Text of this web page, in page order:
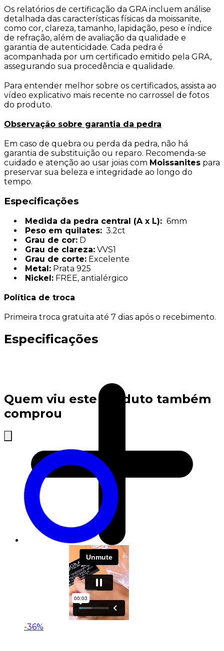
Os relatórios de certificação da GRA incluem análise
detalhada das características físicas da moissanite,
como cor, clareza, tamanho, lapidação, peso e índice
de refração, além de avaliação da qualidade e
garantia de autenticidade. Cada pedra é
acompanhada por um certificado emitido pela GRA,
assegurando sua procedência e qualidade.
Para entender melhor sobre os certificados, assista ao
vídeo explicativo mais recente no carrossel de fotos
do produto.
Observação sobre garantia da pedra
Em caso de quebra ou perda da pedra, não há
garantia de substituição ou reparo. Recomenda-se
cuidado e atenção ao usar joias com Moissanites para
preservar sua beleza e integridade ao longo do
tempo.
Especificações
Medida da pedra central (A x L): 6mm
Peso em quilates: 3.2ct
Grau de cor: D
Grau de clareza: VVS1
Grau de corte: Excelente
Metal: Prata 925
Nickel: FREE, antialérgico
Política de troca
Primeira troca gratuita até 7 dias após o recebimento.
Especificações
Quem viu este produto também
comprou
-36%